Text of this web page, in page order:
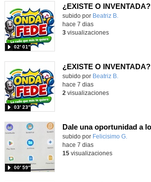
¿EXISTE O INVENTADA?
Contenido educativo.
subido por Beatriz B.
02′ 01″
hace 7 dias
3visualizaciones
¿EXISTE O INVENTADA?
Contenido educativo.
subido por Beatriz B.
03′ 23″
hace 7 dias
2 visualizaciones
Contenido educativo.
subido por Felicisimo G.
00′ 59″
hace 7 dias
15visualizaciones